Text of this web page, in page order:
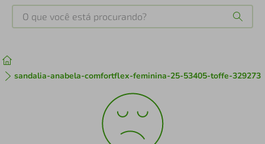
O que você está procurando?
sandalia-anabela-comfortflex-feminina-25-53405-toffe-329273
1 tenis